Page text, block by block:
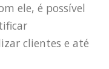
ele, é possível
clientes e até